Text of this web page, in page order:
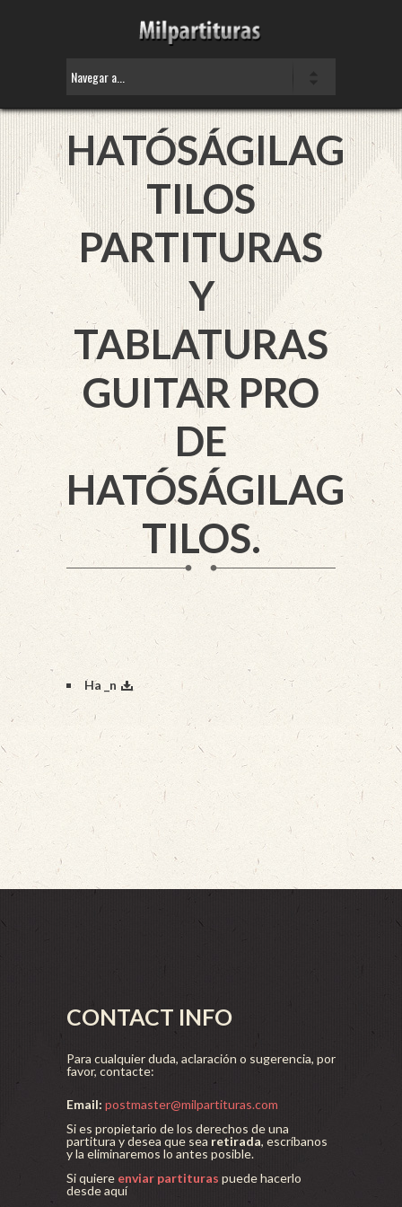
HATÓSÁGILAG
TILOS
PARTITURAS
Y
TABLATURAS
GUITAR PRO
DE
HATÓSÁGILAG
TILOS.
Ha _n
CONTACT INFO
Para cualquier duda, aclaración o sugerencia, por
favor, contacte:
Email: postmaster@milpartituras.com
Si es propietario de los derechos de una
partitura y desea que sea retirada, escríbanos
y la eliminaremos lo antes posible.
Si quiere enviar partituras puede hacerlo
desde aquí